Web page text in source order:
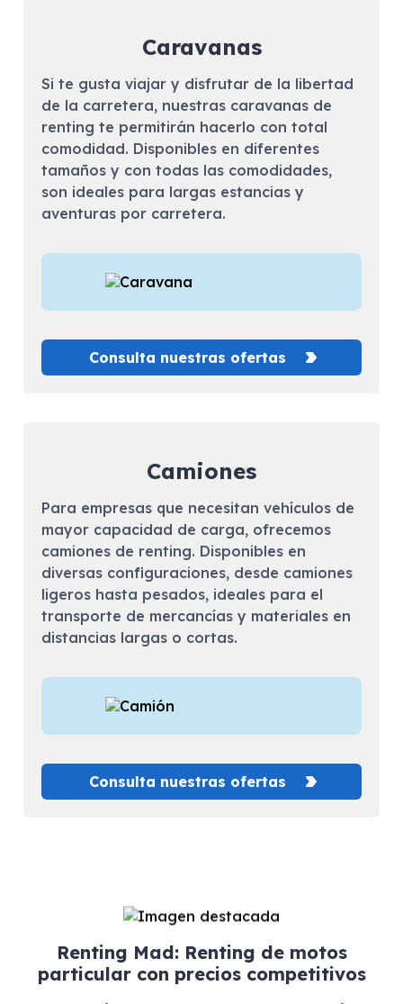
Caravanas
Si te gusta viajar y disfrutar de la libertad
de la carretera, nuestras caravanas de
renting te permitirán hacerlo con total
comodidad. Disponibles en diferentes
tamaños y con todas las comodidades,
son ideales para largas estancias y
aventuras por carretera.
Consulta nuestras ofertas
Camiones
Para empresas que necesitan vehículos de
mayor capacidad de carga, ofrecemos
camiones de renting. Disponibles en
diversas configuraciones, desde camiones
ligeros hasta pesados, ideales para el
transporte de mercancías y materiales en
distancias largas o cortas.
Consulta nuestras ofertas
Renting Mad: Renting de motos
particular con precios competitivos